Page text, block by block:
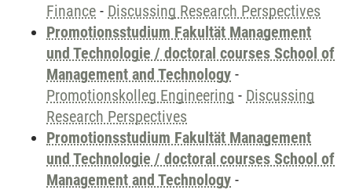
Finance - Discussing Research Perspectives
Promotionsstudium Fakultät Management
und Technologie / doctoral courses School of
Management and Technology -
Promotionskolleg Engineering - Discussing
Research Perspectives
Promotionsstudium Fakultät Management
und Technologie / doctoral courses School of
Management and Technology -